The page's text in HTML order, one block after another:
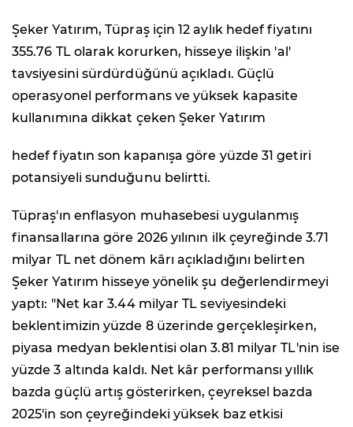
Şeker Yatırım, Tüpraş için 12 aylık hedef fiyatını
355.76 TL olarak korurken, hisseye ilişkin 'al'
tavsiyesini sürdürdüğünü açıkladı. Güçlü
operasyonel performans ve yüksek kapasite
kullanımına dikkat çeken Şeker Yatırım
hedef fiyatın son kapanışa göre yüzde 31 getiri
potansiyeli sunduğunu belirtti.
Tüpraş'ın enflasyon muhasebesi uygulanmış
finansallarına göre 2026 yılının ilk çeyreğinde 3.71
milyar TL net dönem kârı açıkladığını belirten
Şeker Yatırım hisseye yönelik şu değerlendirmeyi
yaptı: "Net kar 3.44 milyar TL seviyesindeki
beklentimizin yüzde 8 üzerinde gerçekleşirken,
piyasa medyan beklentisi olan 3.81 milyar TL'nin ise
yüzde 3 altında kaldı. Net kâr performansı yıllık
bazda güçlü artış gösterirken, çeyreksel bazda
2025'in son çeyreğindeki yüksek baz etkisi